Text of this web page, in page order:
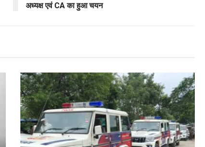
अध्यक्ष एवं CA का हुआ चयन